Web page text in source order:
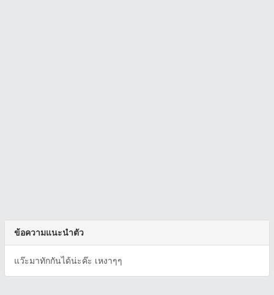
ข้อความแนะนำตัว
แว๊ะมาทักกันได้น่ะค๊ะ เหงาๆๆ